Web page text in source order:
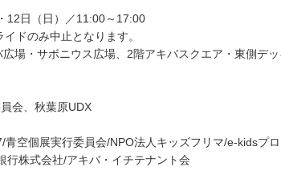
12日（日）／11:00～17:00
ドのみ中止となります。
場・サボニウス広場、2階アキバスクエア・東側デ
会、秋葉原UDX
空個展実行委員会/NPO法人キッズフリマ/e-kidsプ
行株式会社/アキバ・イチテナント会